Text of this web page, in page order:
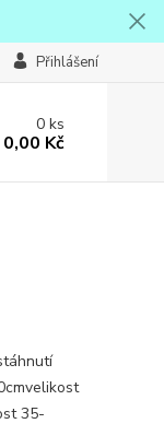
Přihlášení
0ks
0,00 Kč
35-